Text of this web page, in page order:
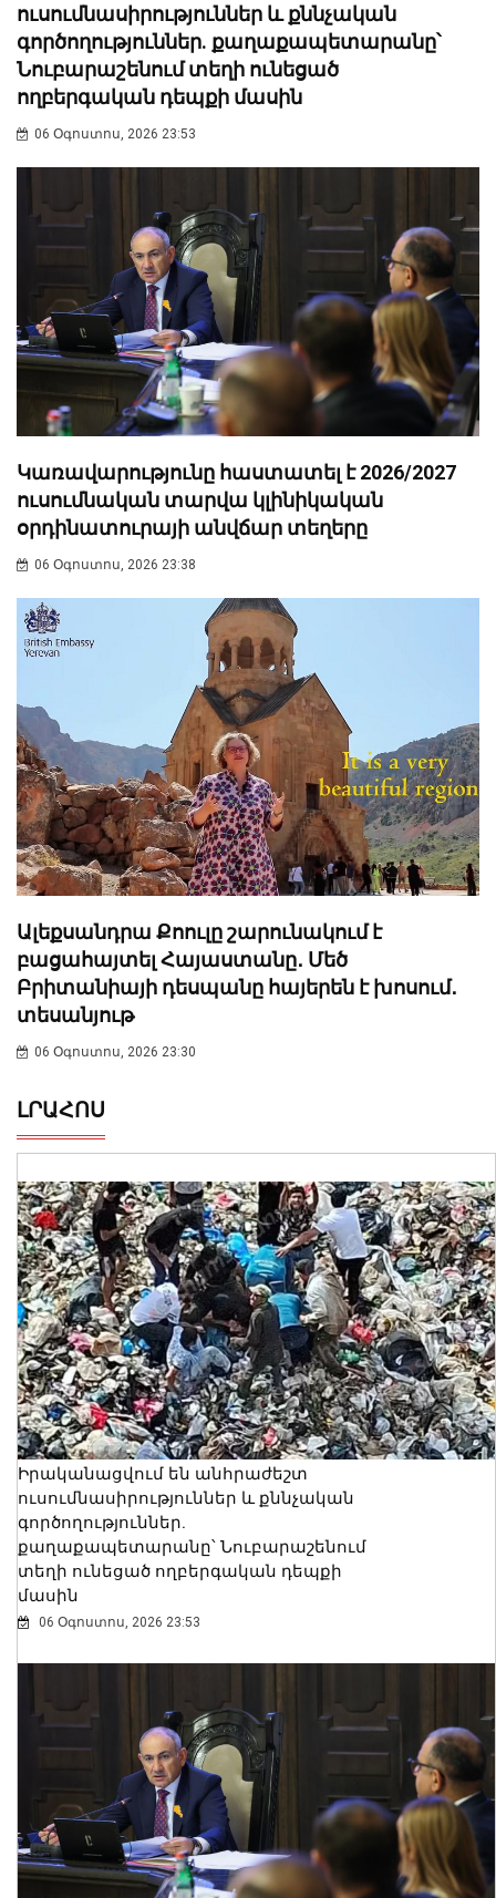
ուսումնասիրություններ և քննչական
գործողություններ. քաղաքապետարանը՝
Նուբարաշենում տեղի ունեցած
ողբերգական դեպքի մասին
06 Օգոստոս, 2026 23:53
Կառավարությունը հաստատել է 2026/2027
ուսումնական տարվա կլինիկական
օրդինատուրայի անվճար տեղերը
06 Օգոստոս, 2026 23:38
Ալեքսանդրա Քոուլը շարունակում է
բացահայտել Հայաստանը․ Մեծ
Բրիտանիայի դեսպանը հայերեն է խոսում․
տեսանյութ
06 Օգոստոս, 2026 23:30
ԼՐԱՀՈՍ
Իրականացվում են անհրաժեշտ
ուսումնասիրություններ և քննչական
գործողություններ.
քաղաքապետարանը՝ Նուբարաշենում
տեղի ունեցած ողբերգական դեպքի
մասին
06 Օգոստոս, 2026 23:53